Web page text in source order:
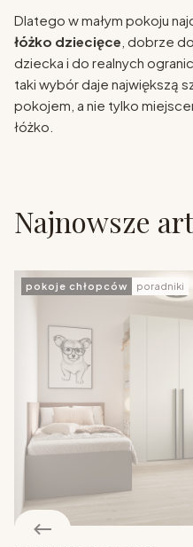
Dlatego w małym pokoju
łóżko dziecięce , dobrze
dziecka i do realnych
taki wybór daje największą
pokojem, a nie tylko
łóżko.
Najnowsze
pokoje chłopców poradniki